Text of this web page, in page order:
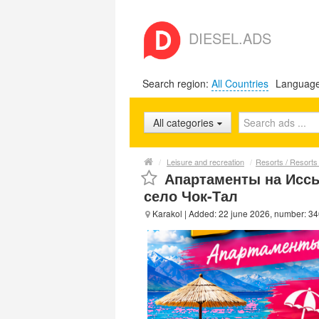
DIESEL.ADS
Search region: All Countries
All categories
/ Leisure and recreation / Resorts /
Апартаменты на
село Чок-Тал
Karakol | Added: 22 june 2026, number: